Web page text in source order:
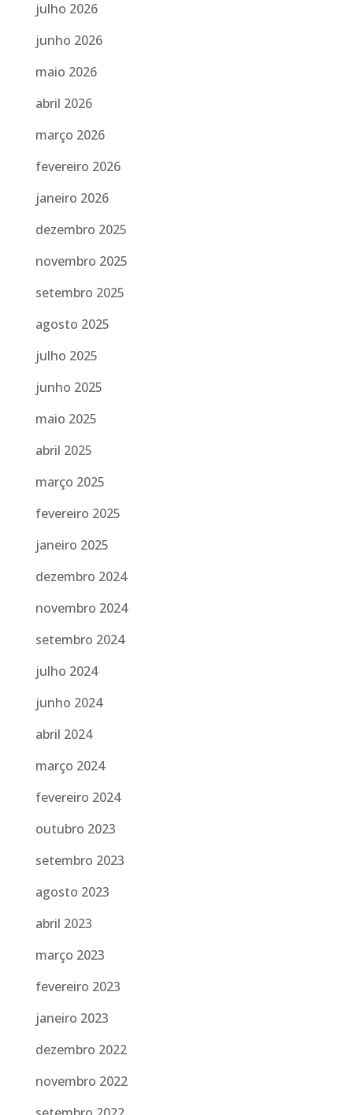
julho 2026
junho 2026
maio 2026
abril 2026
março 2026
fevereiro 2026
janeiro 2026
dezembro 2025
novembro 2025
setembro 2025
agosto 2025
julho 2025
junho 2025
maio 2025
abril 2025
março 2025
fevereiro 2025
janeiro 2025
dezembro 2024
novembro 2024
setembro 2024
julho 2024
junho 2024
abril 2024
março 2024
fevereiro 2024
outubro 2023
setembro 2023
agosto 2023
abril 2023
março 2023
fevereiro 2023
janeiro 2023
dezembro 2022
novembro 2022